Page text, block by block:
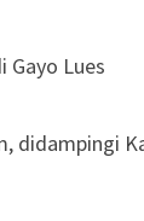
Gayo Lues
didampingi